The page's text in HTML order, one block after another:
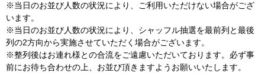
※当日のお並び人数の状況により、ご利用いただけない場合がござ
います。
※当日のお並び人数の状況により、シャッフル抽選を最前列と最後
列の2方向から実施させていただく場合がございます。
※整列後はお連れ様との合流をご遠慮いただいております。必ず事
前にお待ち合わせの上、お並び頂きますようお願いいたします。